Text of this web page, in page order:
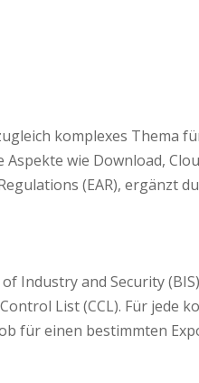
komplexes Thema
wie Download,
(EAR), ergänzt
Industry and Security
List (CCL). Für jede
für einen bestimmten